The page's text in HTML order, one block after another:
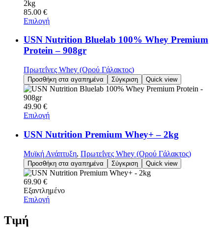
85.00 €
Επιλογή
USN Nutrition Bluelab 100% Whey Premium
Protein – 908gr
Πρωτεΐνες Whey (Ορού Γάλακτος)
Προσθήκη στα αγαπημένα Σύγκριση Quick view
49.90 €
Επιλογή
USN Nutrition Premium Whey+ – 2kg
Μυϊκή Ανάπτυξη, Πρωτεΐνες Whey (Ορού Γάλακτος)
Προσθήκη στα αγαπημένα Σύγκριση Quick view
69.90 €
Εξαντλημένο
Επιλογή
Τιμή